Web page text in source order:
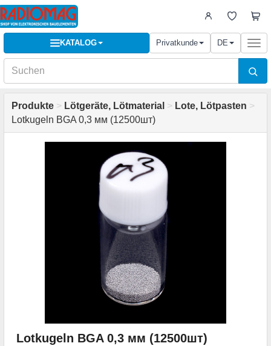
KATALOG Privatkunde DE
Produkte > Lötgeräte, Lötmaterial > Lote, Lötpasten >
Lotkugeln BGA 0,3 мм (12500шт)
Lotkugeln BGA 0,3 мм (12500шт)